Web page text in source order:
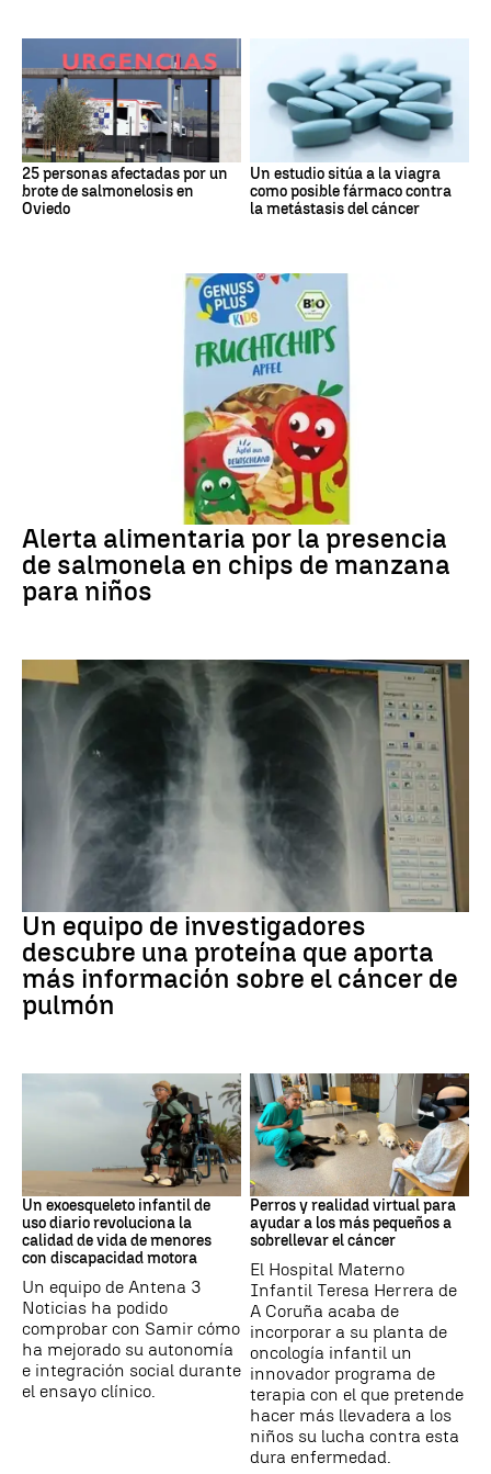
25 personas afectadas por un
brote de salmonelosis en
Oviedo
Un estudio sitúa a la viagra
como posible fármaco contra
la metástasis del cáncer
Alerta alimentaria por la presencia
de salmonela en chips de manzana
para niños
Cáncer de pulmón
Un equipo de investigadores
descubre una proteína que aporta
más información sobre el cáncer de
pulmón
DISCAPACIDAD
Un exoesqueleto infantil de
uso diario revoluciona la
calidad de vida de menores
con discapacidad motora
Un equipo de Antena 3
Noticias ha podido
comprobar con Samir cómo
ha mejorado su autonomía
e integración social durante
el ensayo clínico.
Galicia
Perros y realidad virtual para
ayudar a los más pequeños a
sobrellevar el cáncer
El Hospital Materno
Infantil Teresa Herrera de
A Coruña acaba de
incorporar a su planta de
oncología infantil un
innovador programa de
terapia con el que pretende
hacer más llevadera a los
niños su lucha contra esta
dura enfermedad.